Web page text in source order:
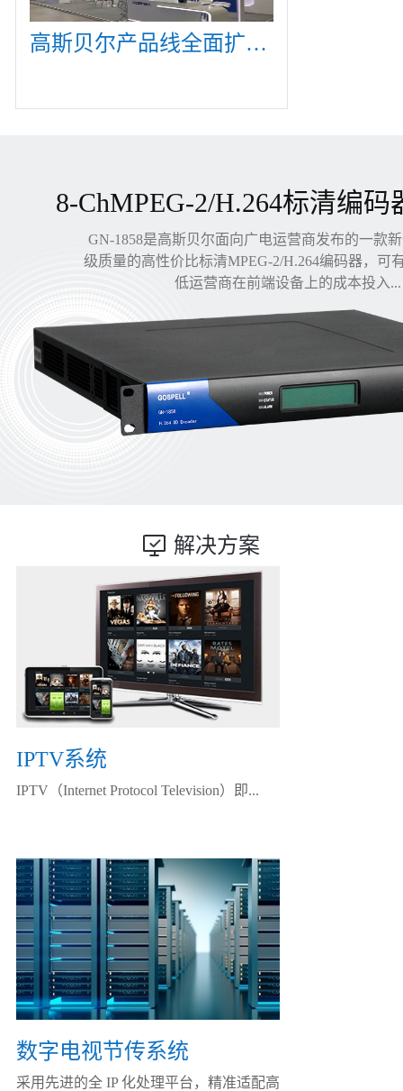
高斯贝尔产品线全面扩展，众多新产品亮相CommunicAsia 2019
8-ChMPEG-2/H.264标清编码
GN-1858是高斯贝尔面向广电运营商发布的一款
级质量的高性价比标清MPEG-2/H.264编码器，可
低运营商在前端设备上的成本投入...
解决方案
IPTV系统
IPTV（Internet Protocol Television）即...
数字电视节传系统
采用先进的全 IP 化处理平台，精准适配高